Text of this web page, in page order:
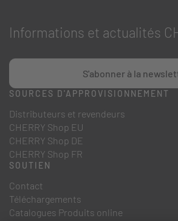
Informations et actualités
S'abonner à la
SOURCES D'APPROVISIONNEMENT
Distributeurs et revendeurs
CHERRY Shop EU
CHERRY Shop DE
CHERRY Shop FR
SOUTIEN
Contact
Téléchargements
Catalogues Produits online